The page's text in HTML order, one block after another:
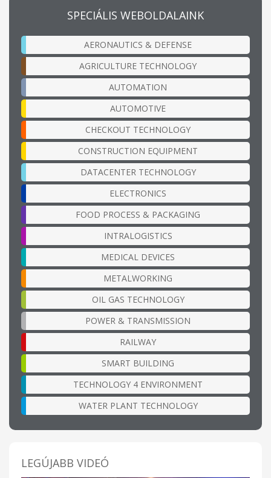
SPECIÁLIS WEBOLDALAINK
AERONAUTICS & DEFENSE
AGRICULTURE TECHNOLOGY
AUTOMATION
AUTOMOTIVE
CHECKOUT TECHNOLOGY
CONSTRUCTION EQUIPMENT
DATACENTER TECHNOLOGY
ELECTRONICS
FOOD PROCESS & PACKAGING
INTRALOGISTICS
MEDICAL DEVICES
METALWORKING
OIL GAS TECHNOLOGY
POWER & TRANSMISSION
RAILWAY
SMART BUILDING
TECHNOLOGY 4 ENVIRONMENT
WATER PLANT TECHNOLOGY
LEGÚJABB VIDEÓ